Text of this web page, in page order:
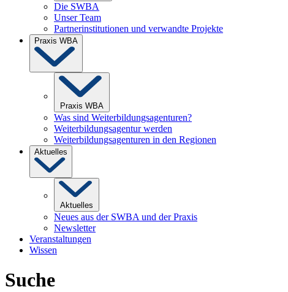
Die SWBA
Unser Team
Partnerinstitutionen und verwandte Projekte
Praxis WBA
Praxis WBA
Was sind Weiterbildungsagenturen?
Weiterbildungsagentur werden
Weiterbildungsagenturen in den Regionen
Aktuelles
Aktuelles
Neues aus der SWBA und der Praxis
Newsletter
Veranstaltungen
Wissen
Suche